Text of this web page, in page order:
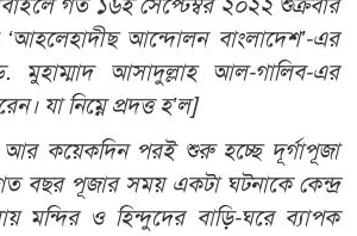
‘আহলেহাদীছ আন্দোলন বাংলাদেশ’-এর
আসাদুল্লাহ আল-গালিব-এর
যা নিম্নে প্রদত্ত হ’ল]
আর কয়েকদিন পরই শুরু হচ্ছে দূর্গাপূজা
বছর পূজার সময় একটা ঘটনাকে কেন্দ্র
মন্দির ও হিন্দুদের বাড়ি-ঘরে ব্যাপক